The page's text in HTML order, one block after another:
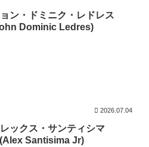
ン・ドミニク・レドレス
Dominic Ledres)
2026.07.04
ックス・サンティシマ
Santisima Jr)